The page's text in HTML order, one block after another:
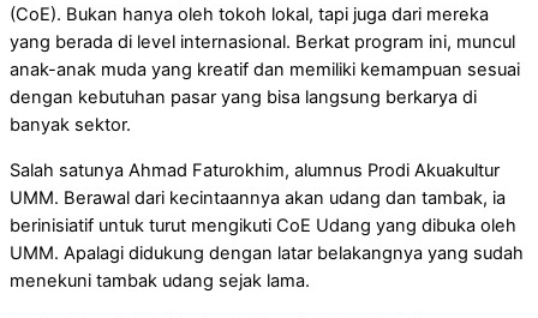
(CoE). Bukan hanya oleh tokoh lokal, tapi juga dari mereka
yang berada di level internasional. Berkat program ini, muncul
anak-anak muda yang kreatif dan memiliki kemampuan sesuai
dengan kebutuhan pasar yang bisa langsung berkarya di
banyak sektor.
Salah satunya Ahmad Faturokhim, alumnus Prodi Akuakultur
UMM. Berawal dari kecintaannya akan udang dan tambak, ia
berinisiatif untuk turut mengikuti CoE Udang yang dibuka oleh
UMM. Apalagi didukung dengan latar belakangnya yang sudah
menekuni tambak udang sejak lama.